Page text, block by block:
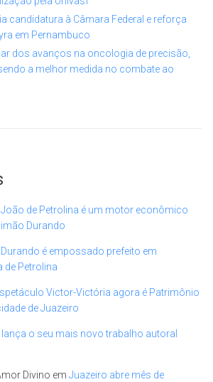
candidatura à Câmara Federal e reforça
em Pernambuco
dos avanços na oncologia de precisão,
a melhor medida no combate ao
João de Petrolina é um motor econômico
Durando
é empossado prefeito em
de Petrolina
Victor-Victória agora é Patrimônio
de Juazeiro
lança o seu mais novo trabalho autoral
Divino em Juazeiro abre mês de